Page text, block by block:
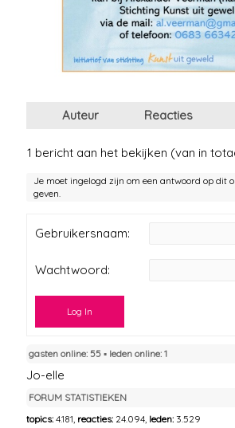
Auteur Reacties
1 bericht aan het bekijken (van in
Je moet ingelogd zijn om een antwoord op dit
geven.
Gebruikersnaam:
Wachtwoord:
Log In
gasten online: 55 ▪︎ leden online: 1
Jo-elle
FORUM STATISTIEKEN
topics:4.181, reacties: 24.094, leden: 3.529